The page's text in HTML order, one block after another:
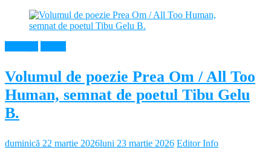
Volumul de poezie Prea Om / All Too
Human, semnat de poetul Tibu Gelu
B.
duminică 22 martie 2026luni 23 martie 2026 Editor Info